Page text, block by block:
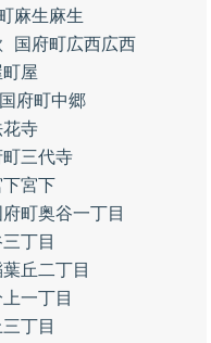
麻生麻生
国府町広西広西
屋
国府町中郷
花寺
町三代寺
下宮下
府町奥谷一丁目
丁目
丘二丁目
一丁目
丁目